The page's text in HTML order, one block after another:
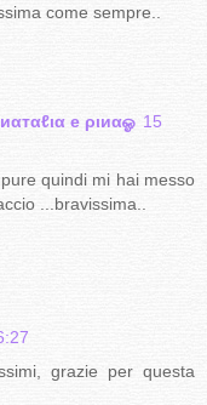
come sempre..
e ριиαஓ 15
quindi mi hai messo
...bravissima..
grazie per questa